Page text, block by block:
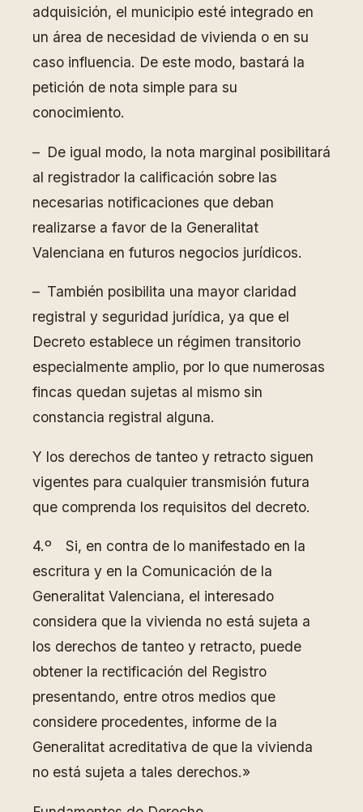
adquisición, el municipio esté integrado en
un área de necesidad de vivienda o en su
caso influencia. De este modo, bastará la
petición de nota simple para su
conocimiento.
– De igual modo, la nota marginal posibilitará
al registrador la calificación sobre las
necesarias notificaciones que deban
realizarse a favor de la Generalitat
Valenciana en futuros negocios jurídicos.
– También posibilita una mayor claridad
registral y seguridad jurídica, ya que el
Decreto establece un régimen transitorio
especialmente amplio, por lo que numerosas
fincas quedan sujetas al mismo sin
constancia registral alguna.
Y los derechos de tanteo y retracto siguen
vigentes para cualquier transmisión futura
que comprenda los requisitos del decreto.
4.º Si, en contra de lo manifestado en la
escritura y en la Comunicación de la
Generalitat Valenciana, el interesado
considera que la vivienda no está sujeta a
los derechos de tanteo y retracto, puede
obtener la rectificación del Registro
presentando, entre otros medios que
considere procedentes, informe de la
Generalitat acreditativa de que la vivienda
no está sujeta a tales derechos.»